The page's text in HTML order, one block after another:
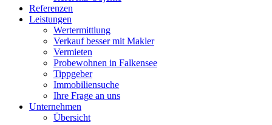
Referenzen
Leistungen
Wertermittlung
Verkauf besser mit Makler
Vermieten
Probewohnen in Falkensee
Tippgeber
Immobiliensuche
Ihre Frage an uns
Unternehmen
Übersicht